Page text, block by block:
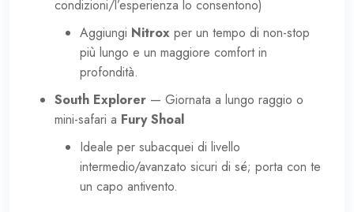
condizioni/l’esperienza lo consentono)
Aggiungi Nitrox per un tempo di non-stop
più lungo e un maggiore comfort in
profondità.
South Explorer — Giornata a lungo raggio o
mini-safari a Fury Shoal
Ideale per subacquei di livello
intermedio/avanzato sicuri di sé; porta con te
un capo antivento.